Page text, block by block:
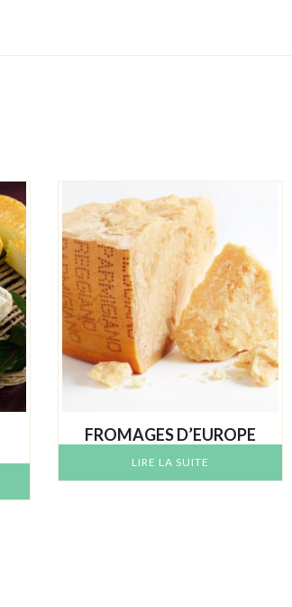
FROMAGES D’EUROPE
LIRE LA SUITE